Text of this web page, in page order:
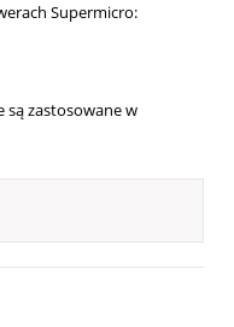
Supermicro:
są zastosowane w